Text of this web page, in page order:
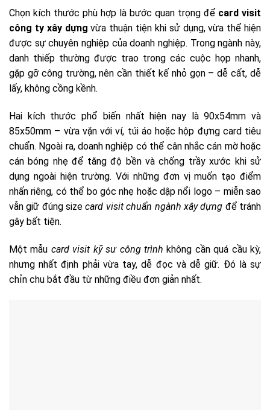
Chọn kích thước phù hợp là bước quan trọng để card visit
công ty xây dựng vừa thuận tiện khi sử dụng, vừa thể hiện
được sự chuyên nghiệp của doanh nghiệp. Trong ngành này,
danh thiếp thường được trao trong các cuộc họp nhanh,
gặp gỡ công trường, nên cần thiết kế nhỏ gọn – dễ cất, dễ
lấy, không cồng kềnh.
Hai kích thước phổ biến nhất hiện nay là 90x54mm và
85x50mm – vừa vặn với ví, túi áo hoặc hộp đựng card tiêu
chuẩn. Ngoài ra, doanh nghiệp có thể cân nhắc cán mờ hoặc
cán bóng nhẹ để tăng độ bền và chống trầy xước khi sử
dụng ngoài hiện trường. Với những đơn vị muốn tạo điểm
nhấn riêng, có thể bo góc nhẹ hoặc dập nổi logo – miễn sao
vẫn giữ đúng sizecard visit chuẩn ngành xây dựng để tránh
gây bất tiện.
Một mẫu card visit kỹ sư công trình không cần quá cầu kỳ,
nhưng nhất định phải vừa tay, dễ đọc và dễ giữ. Đó là sự
chỉn chu bắt đầu từ những điều đơn giản nhất.